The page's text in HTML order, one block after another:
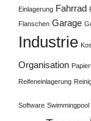
Einlagerung Fahrrad
Flanschen Garage
Industrie
Organisation
Reifeneinlagerung
Software Swimmingpool